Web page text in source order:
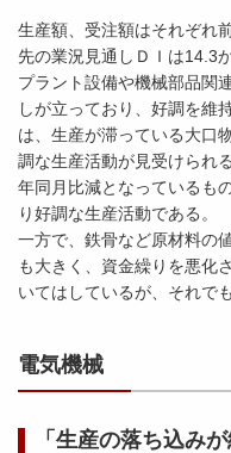
生産額、受注額はそれぞれ
先の業況見通しＤＩは14.3
プラント設備や機械部品関
しが立っており、好調を維
は、生産が滞っている大口
調な生産活動が見受けられ
年同月比減となっているも
り好調な生産活動である。
一方で、鉄骨など原材料の
も大きく、資金繰りを悪化
いてはしているが、それで
電気機械
「生産の落ち込みが